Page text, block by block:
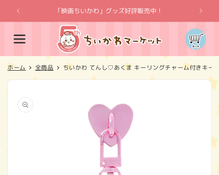
ンツに
進む
「映画ちいかわ」グッズ好評販売中！
カ
ー
ト
ホーム 全商品 ちいかわ てんし♡あくま キーリングチャーム付きキー
報にス
キップ